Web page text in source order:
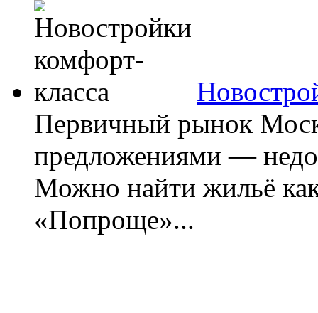
Первичный рынок
предложениями —
Можно найти жильё
«Попроще»...